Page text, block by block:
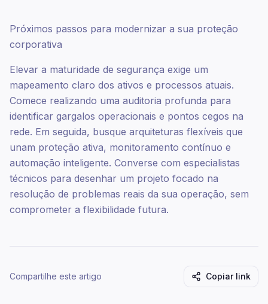
Próximos passos para modernizar a sua proteção
corporativa
Elevar a maturidade de segurança exige um
mapeamento claro dos ativos e processos atuais.
Comece realizando uma auditoria profunda para
identificar gargalos operacionais e pontos cegos na
rede. Em seguida, busque arquiteturas flexíveis que
unam proteção ativa, monitoramento contínuo e
automação inteligente. Converse com especialistas
técnicos para desenhar um projeto focado na
resolução de problemas reais da sua operação, sem
comprometer a flexibilidade futura.
Compartilhe este artigo Copiar link